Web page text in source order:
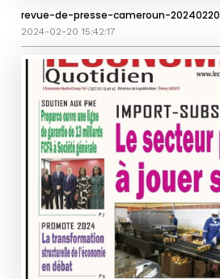
revue-de-presse-cameroun-20240220
2024-02-20 15:42:17